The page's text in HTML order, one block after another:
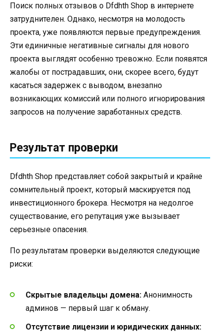
Поиск полных отзывов о Dfdhth Shop в интернете
затруднителен. Однако, несмотря на молодость
проекта, уже появляются первые предупреждения.
Эти единичные негативные сигналы для нового
проекта выглядят особенно тревожно. Если появятся
жалобы от пострадавших, они, скорее всего, будут
касаться задержек с выводом, внезапно
возникающих комиссий или полного игнорирования
запросов на получение заработанных средств.
Результат проверки
Dfdhth Shop представляет собой закрытый и крайне
сомнительный проект, который маскируется под
инвестиционного брокера. Несмотря на недолгое
существование, его репутация уже вызывает
серьезные опасения.
По результатам проверки выделяются следующие
риски:
Скрытые владельцы домена: Анонимность
админов — первый шаг к обману.
Отсутствие лицензии и юридических данных: